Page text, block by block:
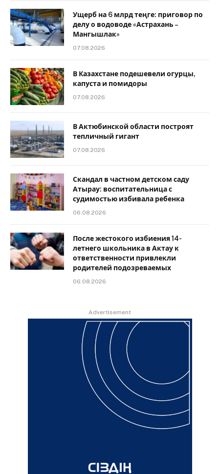
Ущерб на 6 млрд теңге: приговор по
делу о водоводе «Астрахань –
Мангышлак»
07.08.2026
В Казахстане подешевели огурцы,
капуста и помидоры
07.08.2026
В Актюбинской области построят
тепличный гигант
07.08.2026
Скандал в частном детском саду
Атырау: воспитательница с
судимостью избивала ребенка
06.08.2026
После жестокого избиения 14-
летнего школьника в Актау к
ответственности привлекли
родителей подозреваемых
06.08.2026
Advertisement